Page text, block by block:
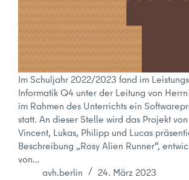
Im Schuljahr 2022/2023 fand im
Informatik Q4 unter der Leitung von
im Rahmen des Unterrichts ein
statt. An dieser Stelle wird das Projekt von
Vincent, Lukas, Philipp und Lucas
Beschreibung „Rosy Alien Runner“,
von…
avh.berlin
24. März 2023